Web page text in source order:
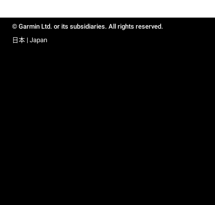
© Garmin Ltd. or its subsidiaries. All rights reserved.
日本 | Japan